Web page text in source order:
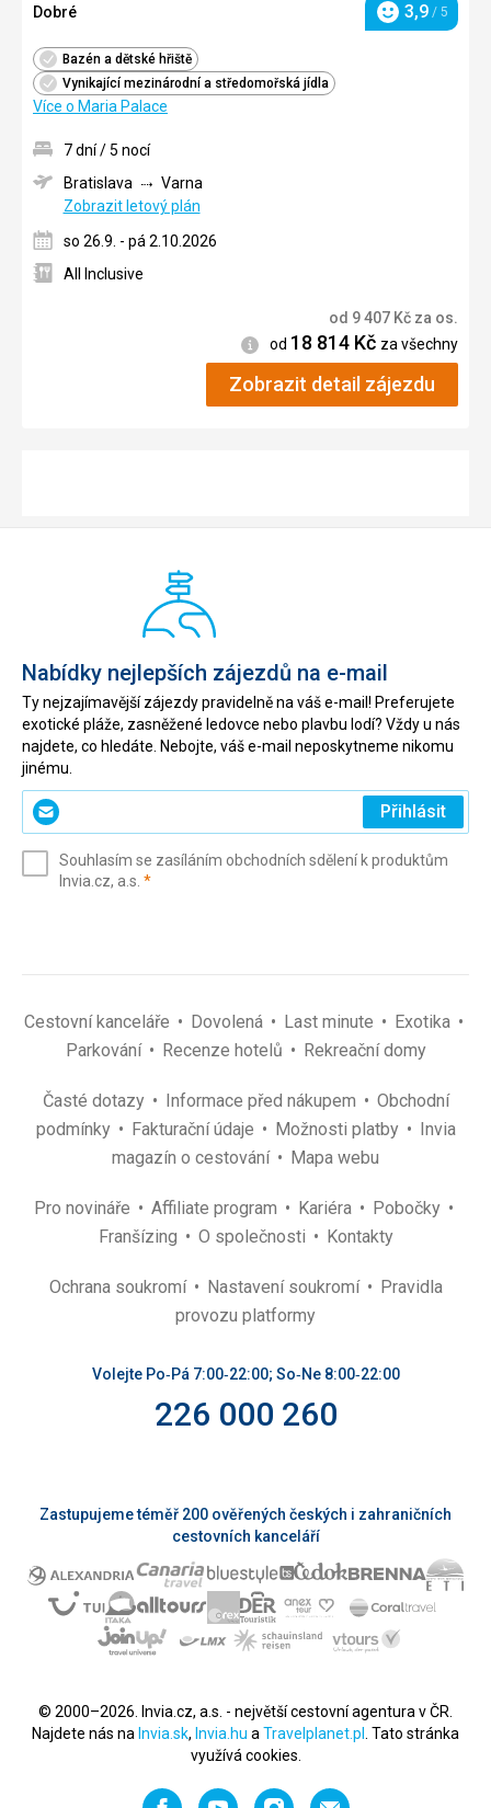
Dobré
Hodnocení
3,9 / 5
Bazén a dětské hřiště
Vynikající mezinárodní a středomořská jídla
Více o Maria Palace
7 dní / 5 nocí
Bratislava
Varna
Zobrazit letový plán
so 26.9. - pá 2.10.2026
All Inclusive
od 9 407 Kč za os.
Informace
od 18 814 Kč za všechny
Zobrazit detail zájezdu
Nabídky nejlepších zájezdů na e-mail
Ty nejzajímavější zájezdy pravidelně na váš e-mail! Preferujete
exotické pláže, zasněžené ledovce nebo plavbu lodí? Vždy u nás
najdete, co hledáte. Nebojte, váš e-mail neposkytneme nikomu
jinému.
Zadejte
svůj
(povinné)
Přihlásit
Souhlasím se zasíláním obchodních sdělení k produktům
Invia.cz, a.s. *(povinné)
Cestovní kanceláře Dovolená Last minute
Exotika
Parkování
Recenze hotelů Rekreační domy
Časté dotazy Informace před nákupem
Obchodní
podmínky
Fakturační údaje Možnosti platby
Invia
magazín o cestování
Mapa webu
Pro novináře Affiliate program Kariéra
Pobočky
Franšízing
O společnosti Kontakty
Ochrana soukromí Nastavení soukromí
Pravidla
provozu platformy
Volejte Po‑Pá 7:00‑22:00; So‑Ne 8:00‑22:00
226 000 260
Zastupujeme téměř 200 ověřených českých i zahraničních
cestovních kanceláří
© 2000–2026. Invia.cz, a.s. - největší cestovní agentura v ČR.
Najdete nás na Invia.sk, Invia.hu a Travelplanet.pl
. Tato stránka
využívá cookies.